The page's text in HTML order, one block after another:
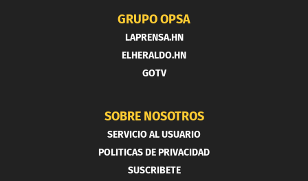
GRUPO OPSA
LAPRENSA.HN
ELHERALDO.HN
GOTV
SOBRE NOSOTROS
SERVICIO AL USUARIO
POLITICAS DE PRIVACIDAD
SUSCRIBETE